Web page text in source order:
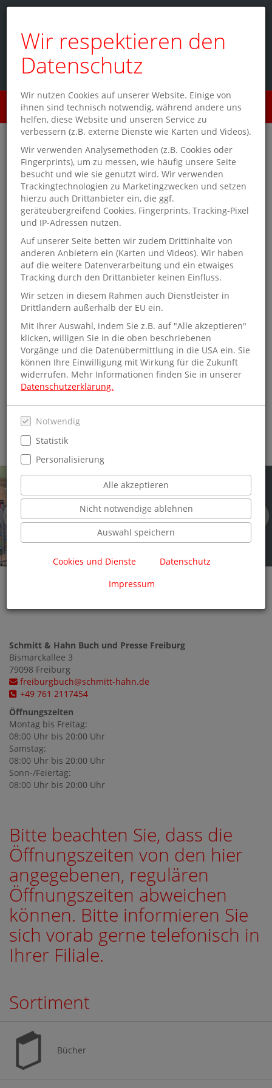
Wir respektieren den
Datenschutz
Wir nutzen Cookies auf unserer Website. Einige von
ihnen sind technisch notwendig, während andere uns
helfen, diese Website und unseren Service zu
verbessern (z.B. externe Dienste wie Karten und Videos).
Wir verwenden Analysemethoden (z.B. Cookies oder
Fingerprints), um zu messen, wie häufig unsere Seite
besucht und wie sie genutzt wird. Wir verwenden
Trackingtechnologien zu Marketingzwecken und setzen
hierzu auch Drittanbieter ein, die ggf.
geräteübergreifend Cookies, Fingerprints, Tracking-Pixel
und IP-Adressen nutzen.
Auf unserer Seite betten wir zudem Drittinhalte von
anderen Anbietern ein (Karten und Videos). Wir haben
auf die weitere Datenverarbeitung und ein etwaiges
Tracking durch den Drittanbieter keinen Einfluss.
Wir setzen in diesem Rahmen auch Dienstleister in
Drittländern außerhalb der EU ein.
Mit Ihrer Auswahl, indem Sie z.B. auf "Alle akzeptieren"
klicken, willigen Sie in die oben beschriebenen
Vorgänge und die Datenübermittlung in die USA ein. Sie
können Ihre Einwilligung mit Wirkung für die Zukunft
widerrufen. Mehr Informationen finden Sie in unserer
Datenschutzerklärung.
Notwendig
Statistik
Personalisierung
Alle akzeptieren
Nicht notwendige ablehnen
Auswahl speichern
Cookies und Dienste
Datenschutz
Impressum
Menü
Schmitt & Hahn Buch und
Presse im Hauptbahnhof
Freiburg - Buchhandlung
Lesen in der Schwarzwald-
Metropole
Direkt im Hauptbahnhoffinden Sie Schmitt & Hahn
großer Lektüreauswahl im Erdgeschoss
Breisgaus“ wird Freiburg genannt. Aus vielerlei Gründen.
Natürlich, weil die Schwarzwaldhauptstadt die sonnigste
Großstadt Deutschlands ist. Aber auch weil Freiburg die Stadt
der „Bächle und Gässle“ ist und von Münster über
Schlossberg und Wiwilibrücke einfach ein historisches und
landschaftliches Juwel im Schwarzwald ist.
Bücher sucht, kommt zu Schmitt & Hahn im Hauptbahnhof
Freiburg.
Herzlich willkommen
Schmitt & Hahn Buch und Presse Freiburg
Bismarckallee 3
79098 Freiburg
freiburgbuch@schmitt-hahn.de
+49 761 2117454
Öffnungszeiten
Montag bis Freitag:
08:00 Uhr bis 20:00 Uhr
Samstag:
08:00 Uhr bis 20:00 Uhr
Sonn-/Feiertag:
08:00 Uhr bis 20:00 Uhr
Bitte beachten Sie, dass die
Öffnungszeiten von den hier
angegebenen, regulären
Öffnungszeiten abweichen
können. Bitte informieren Sie
sich vorab gerne telefonisch in
Ihrer Filiale.
Sortiment
Bücher